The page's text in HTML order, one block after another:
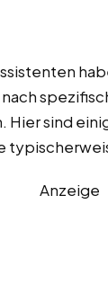
Hier sind
Anzeige